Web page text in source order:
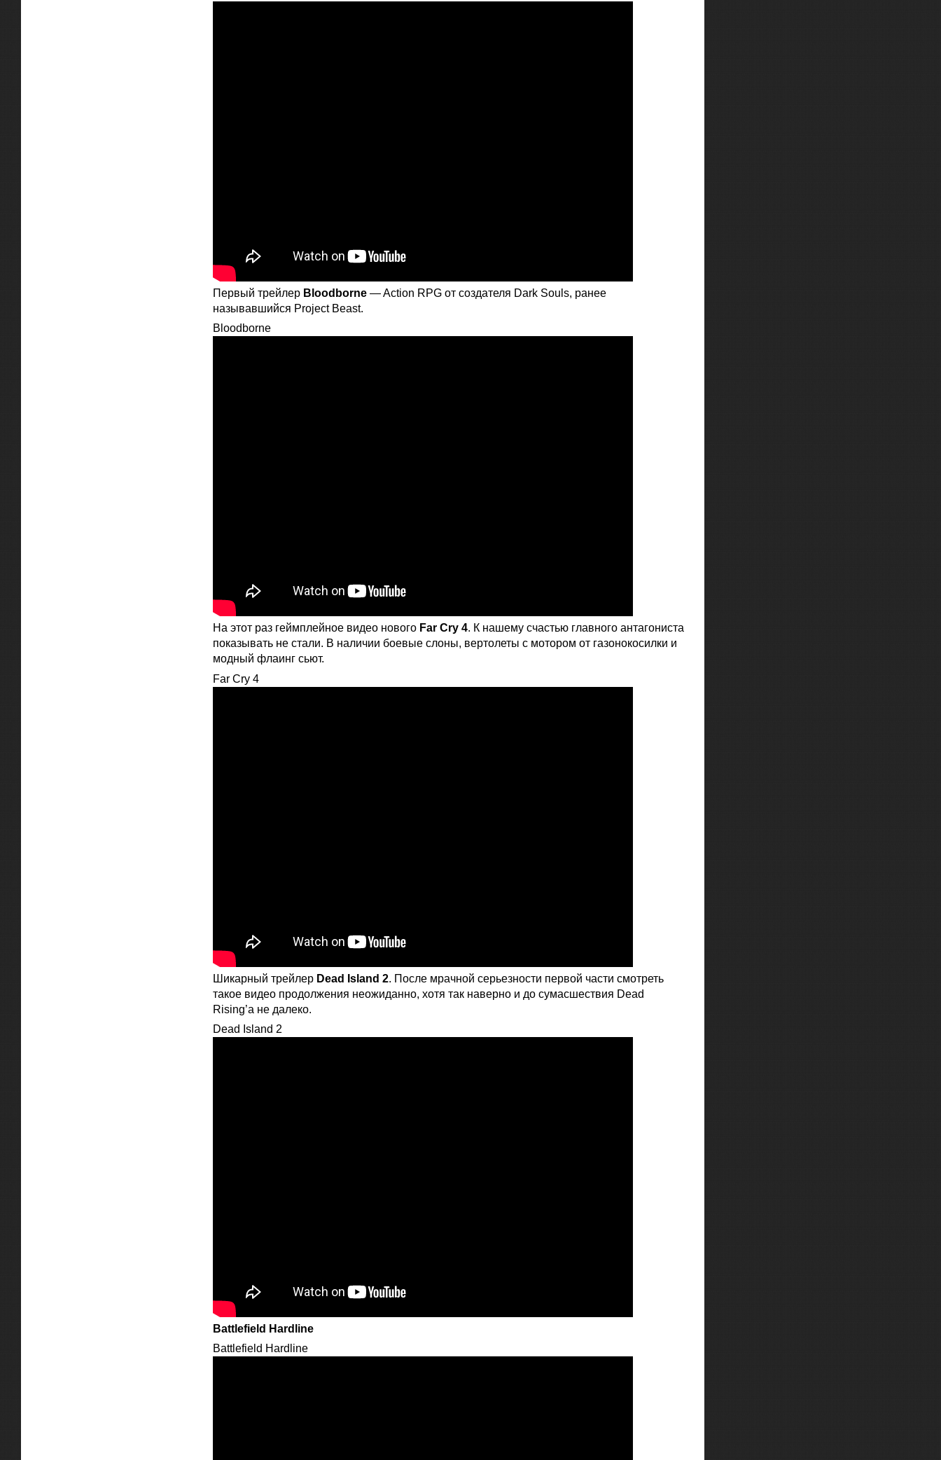
Первый трейлер Bloodborne — Action RPG от создателя Dark Souls, ранее
называвшийся Project Beast.
Bloodborne
На этот раз геймплейное видео нового Far Cry 4. К нашему счастью главного антагониста
показывать не стали. В наличии боевые слоны, вертолеты с мотором от газонокосилки и
модный флаинг сьют.
Far Cry 4
Шикарный трейлер Dead Island 2. После мрачной серьезности первой части смотреть
такое видео продолжения неожиданно, хотя так наверно и до сумасшествия Dead
Rising’а не далеко.
Dead Island 2
Battlefield Hardline
Battlefield Hardline